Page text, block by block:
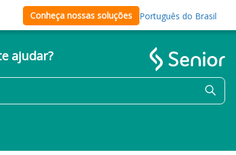
Conheça nossas soluções Português do Brasil
ajudar?